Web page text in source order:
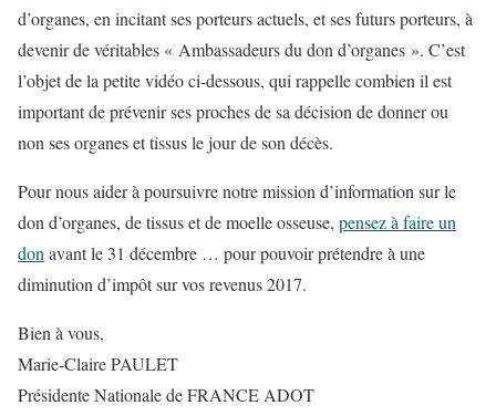
d’organes, en incitant ses porteurs actuels, et ses futurs porteurs, à
devenir de véritables « Ambassadeurs du don d’organes ». C’est
l’objet de la petite vidéo ci-dessous, qui rappelle combien il est
important de prévenir ses proches de sa décision de donner ou
non ses organes et tissus le jour de son décès.
Pour nous aider à poursuivre notre mission d’information sur le
don d’organes, de tissus et de moelle osseuse, pensez à faire un
don avant le 31 décembre … pour pouvoir prétendre à une
diminution d’impôt sur vos revenus 2017.
Bien à vous,
Marie-Claire PAULET
Présidente Nationale de FRANCE ADOT